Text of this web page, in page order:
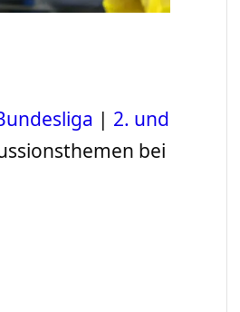
| 2. und
bei